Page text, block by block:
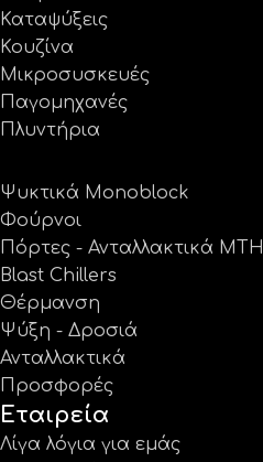
Καταψύξεις
Κουζίνα
Μικροσυσκευές
Παγομηχανές
Πλυντήρια
Ψυκτικά Monoblock
Φούρνοι
Πόρτες - Ανταλλακτικά MTH
Blast Chillers
Θέρμανση
Ψύξη - Δροσιά
Ανταλλακτικά
Προσφορές
Εταιρεία
Λίγα λόγια για εμάς